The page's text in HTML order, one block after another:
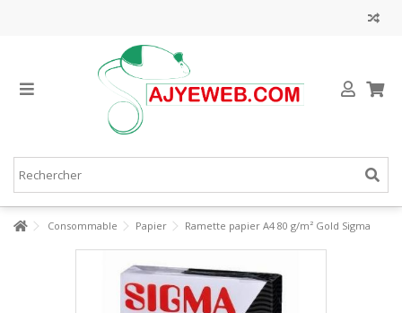
Consommable Papier Ramette papier A4 80 g/m² Gold Sigma